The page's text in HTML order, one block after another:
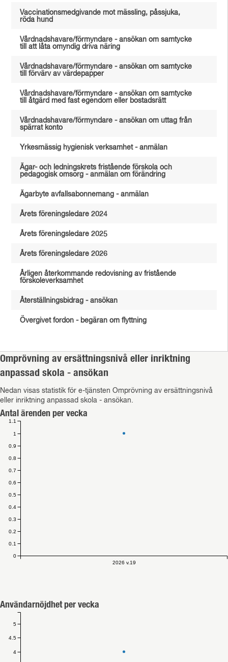
Vaccinationsmedgivande mot mässling, påssjuka,
röda hund
Vårdnadshavare/förmyndare - ansökan om samtycke
till att låta omyndig driva näring
Vårdnadshavare/förmyndare - ansökan om samtycke
till förvärv av värdepapper
Vårdnadshavare/förmyndare - ansökan om samtycke
till åtgärd med fast egendom eller bostadsrätt
Vårdnadshavare/förmyndare - ansökan om uttag från
spärrat konto
Yrkesmässig hygienisk verksamhet - anmälan
Ägar- och ledningskrets fristående förskola och
pedagogisk omsorg - anmälan om förändring
Ägarbyte avfallsabonnemang - anmälan
Årets föreningsledare 2024
Årets föreningsledare 2025
Årets föreningsledare 2026
Årligen återkommande redovisning av fristående
förskoleverksamhet
Återställningsbidrag - ansökan
Övergivet fordon - begäran om flyttning
Omprövning av ersättningsnivå eller inriktning
anpassad skola - ansökan
Nedan visas statistik för e-tjänsten Omprövning av ersättningsnivå
eller inriktning anpassad skola - ansökan.
Antal ärenden per vecka
2026 v.19
0
0.1
0.2
0.3
0.4
0.5
0.6
0.7
0.8
0.9
1
1.1
Användarnöjdhet per vecka
4
4.5
5